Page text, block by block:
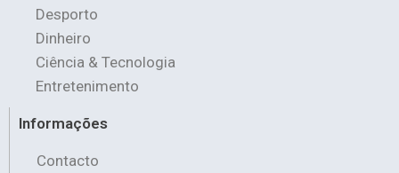
Desporto
Dinheiro
Ciência & Tecnologia
Entretenimento
Informações
Contacto